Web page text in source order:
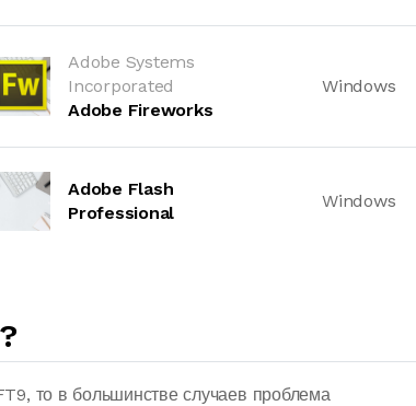
Adobe Systems
Incorporated
Adobe Fireworks
Windows
Adobe Flash
Professional
Windows
то в большинстве случаев проблема